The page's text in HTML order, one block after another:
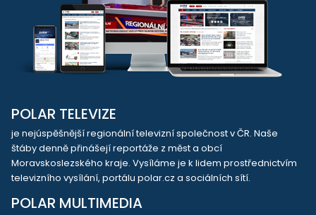
POLAR TELEVIZE
je nejúspěšnější regionální televizní společnost v ČR. Naše
štáby denně přinášejí reportáže z měst a obcí
Moravskoslezského kraje. Vysíláme je k lidem prostřednictvím
televizního vysílání, portálu polar.cz a sociálních sítí.
POLAR MULTIMEDIA